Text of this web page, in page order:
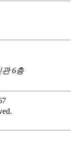
관 6층